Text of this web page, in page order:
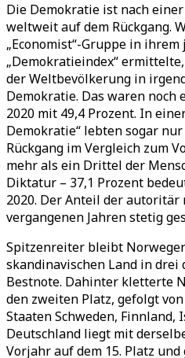
Die Demokratie ist nach
weltweit auf dem Rückgang.
„Economist“-Gruppe in
„Demokratieindex“
der Weltbevölkerung in
Demokratie. Das waren
2020 mit 49,4 Prozent. In
Demokratie“ lebten sogar
Rückgang im Vergleich zum
mehr als ein Drittel der
Diktatur – 37,1 Prozent
2020. Der Anteil der
vergangenen Jahren stetig
Spitzenreiter bleibt
skandinavischen Land in
Bestnote. Dahinter kletterte
den zweiten Platz, gefolgt
Staaten Schweden, Finnland,
Deutschland liegt mit
Vorjahr auf dem 15. Platz